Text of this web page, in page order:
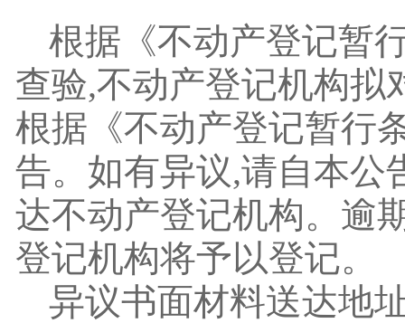
根据《不动产登记暂
查验,不动产登记机构拟
根据《不动产登记暂行
告。如有异议,请自本公
达不动产登记机构。逾
登记机构将予以登记。
异议书面材料送达地